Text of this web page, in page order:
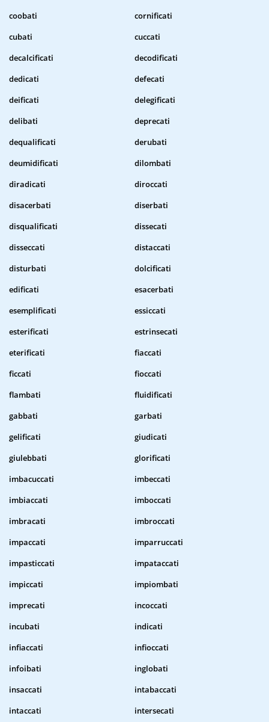
coobati
cornificati
cubati
cuccati
decalcificati
decodificati
dedicati
defecati
deificati
delegificati
delibati
deprecati
dequalificati
derubati
deumidificati
dilombati
diradicati
diroccati
disacerbati
diserbati
disqualificati
dissecati
disseccati
distaccati
disturbati
dolcificati
edificati
esacerbati
esemplificati
essiccati
esterificati
estrinsecati
eterificati
fiaccati
ficcati
fioccati
flambati
fluidificati
gabbati
garbati
gelificati
giudicati
giulebbati
glorificati
imbacuccati
imbeccati
imbiaccati
imboccati
imbracati
imbroccati
impaccati
imparruccati
impasticcati
impataccati
impiccati
impiombati
imprecati
incoccati
incubati
indicati
infiaccati
infioccati
infoibati
inglobati
insaccati
intabaccati
intaccati
intersecati